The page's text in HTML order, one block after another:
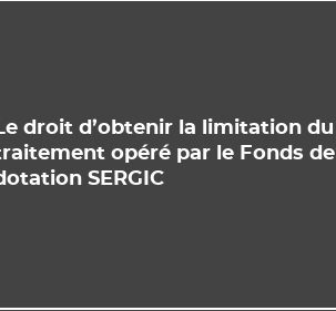
droit d’obtenir la limitation du
opéré par le Fonds de
SERGIC